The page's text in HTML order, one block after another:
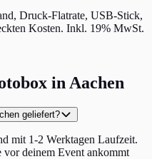
Druck-Flatrate, USB-Stick,
Kosten. Inkl. 19% MwSt.
in Aachen
geliefert?
mit 1-2 Werktagen Laufzeit.
deinem Event ankommt